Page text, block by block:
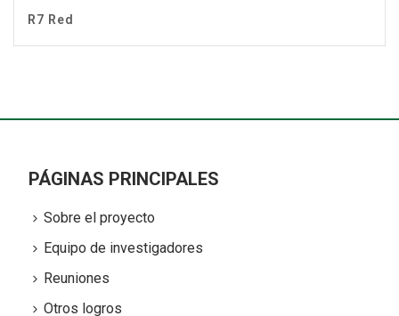
R7 Red
PÁGINAS PRINCIPALES
Sobre el proyecto
Equipo de investigadores
Reuniones
Otros logros